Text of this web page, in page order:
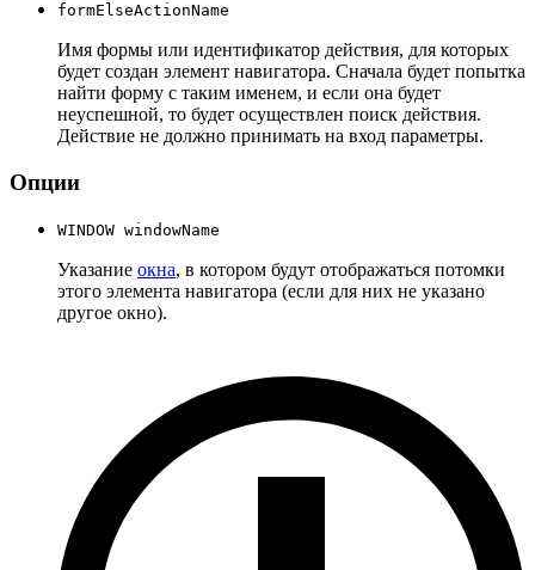
formElseActionName
Имя формы или идентификатор действия, для которых
будет создан элемент навигатора. Сначала будет попытка
найти форму с таким именем, и если она будет
неуспешной, то будет осуществлен поиск действия.
Действие не должно принимать на вход параметры.
Опции
WINDOW windowName
Указание окна, в котором будут отображаться потомки
этого элемента навигатора (если для них не указано
другое окно).